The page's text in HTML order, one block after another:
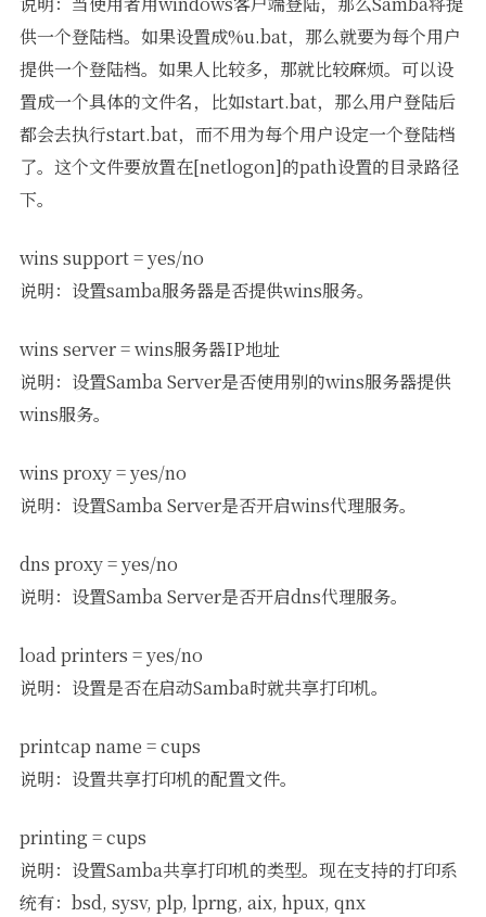
供一个登陆档。如果设置成%u.bat，那么就要为每个用户
提供一个登陆档。如果人比较多，那就比较麻烦。可以设
置成一个具体的文件名，比如start.bat，那么用户登陆后
都会去执行start.bat，而不用为每个用户设定一个登陆档
了。这个文件要放置在[netlogon]的path设置的目录路径
下。
wins support = yes/no
说明：设置samba服务器是否提供wins服务。
wins server = wins服务器IP地址
说明：设置Samba Server是否使用别的wins服务器提供
wins服务。
wins proxy = yes/no
说明：设置Samba Server是否开启wins代理服务。
dns proxy = yes/no
说明：设置Samba Server是否开启dns代理服务。
load printers = yes/no
说明：设置是否在启动Samba时就共享打印机。
printcap name = cups
说明：设置共享打印机的配置文件。
printing = cups
说明：设置Samba共享打印机的类型。现在支持的打印系
统有：bsd, sysv, plp, lprng, aix, hpux, qnx